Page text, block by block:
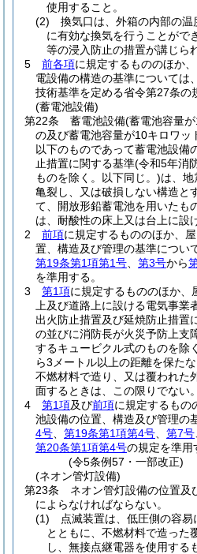
使用すること。
(2)
換気口は、外箱の内部の温
に有効な換気を行うことがで
等の浸入防止の措置が講じら
5
前各項に規定するもののほか
電設備の構造の基準については
技術基準を定める省令第27条の
(蓄電池設備)
第22条
蓄電池設備(蓄電池容量
の及び蓄電池容量が10キロワッ
以下のものであって蓄電池設備
止措置に関する基準(令和5年消
ものを除く。以下同じ。)は、地
亀裂し、又は破損しない構造と
て、開放形鉛蓄電池を用いたも
は、耐酸性の床上又は台上に設
2
前項に規定するもののほか、
置、構造及び管理の基準につい
第19条第1項第1号
第3号から
を準用する。
3
第1項に規定するもののほか、
上及び道路上に設ける電気事
出火防止措置及び延焼防止措置
の並びに消防長が火災予防上支
するキュービクル式のものを除
ら3メートル以上の距離を保たな
不燃材料で造り、又は覆われた
面するときは、この限りでない。
4
第1項及び前項に規定するもの
池設備の位置、構造及び管理の
4号
第19条第1項第4号 第7号
第20条第1項第4号の規定を準用
(令5条例57・一部改正)
(ネオン管灯設備)
第23条
ネオン管灯設備の位置及
によらなければならない。
(1)
点滅装置は、低圧側の容
とともに、不燃材料で造った
し、無接点継電器を使用する